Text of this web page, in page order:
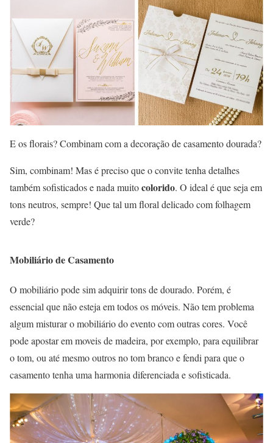
E os florais? Combinam com a decoração de casamento dourada?
Sim, combinam! Mas é preciso que o convite tenha detalhes
também sofisticados e nada muitocolorido. O ideal é que seja em
tons neutros, sempre! Que tal um floral delicado com folhagem
verde?
Mobiliário de Casamento
O mobiliário pode sim adquirir tons de dourado. Porém, é
essencial que não esteja em todos os móveis. Não tem problema
algum misturar o mobiliário do evento com outras cores. Você
pode apostar em moveis de madeira, por exemplo, para equilibrar
o tom, ou até mesmo outros no tom branco e fendi para que o
casamento tenha uma harmonia diferenciada e sofisticada.